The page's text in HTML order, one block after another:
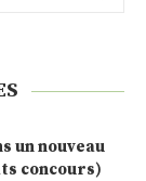
un nouveau
concours)